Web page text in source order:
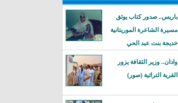
باريس.. صدور كتاب يوثق
مسيرة الشاعرة الموريتانية
خديجة بنت عبد الحي
وادان.. وزير الثقافة يزور
القرية التراثية (صور)